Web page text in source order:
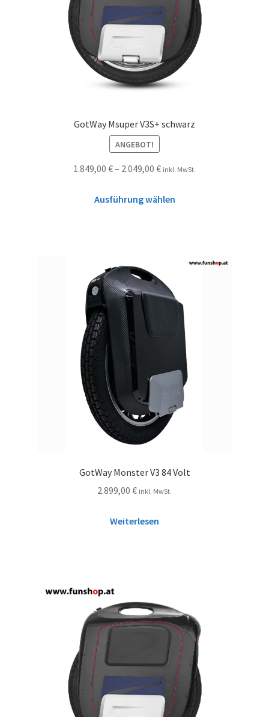
GotWay Msuper V3S+ schwarz
ANGEBOT!
1.849,00 €– 2.049,00 € inkl. MwSt.
Ausführung wählen
GotWay Monster V3 84 Volt
2.899,00 € inkl. MwSt.
Weiterlesen